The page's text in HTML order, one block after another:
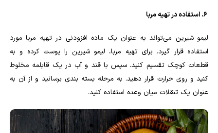
6. استفاده در تهیه مربا
لیمو شیرین می‌تواند به عنوان یک ماده افزودنی در تهیه مربا مورد
استفاده قرار گیرد. برای تهیه مربا، لیمو شیرین را پوست کرده و به
قطعات کوچک تقسیم کنید. سپس با قند و آب در یک قابلمه مخلوط
کنید و روی حرارت قرار دهید. به مرحله بسته بندی برسانید و از آن به
عنوان یک تنقلات میان وعده استفاده کنید.